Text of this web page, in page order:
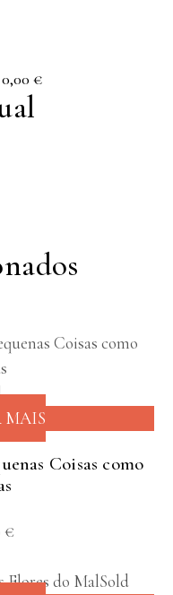
0,00 €
MAIS
Coisas como
€
Sold